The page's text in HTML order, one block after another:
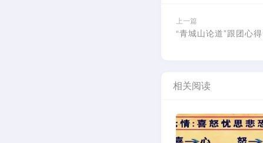
上一篇
“青城山论道”跟团心得
相关阅读